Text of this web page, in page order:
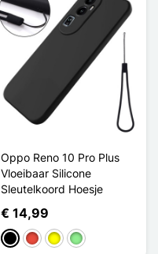
Oppo Reno 10 Pro Plus
Vloeibaar Silicone
Sleutelkoord Hoesje
€ 14,99
ZwartRoodGeelLichtgroen